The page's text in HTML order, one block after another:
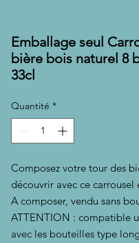
Emballage seul
bière bois naturel 8
33cl
Quantité *
Composez votre tour des
découvrir avec ce carrousel
A composer, vendu sans
ATTENTION : compatible
avec les bouteilles type